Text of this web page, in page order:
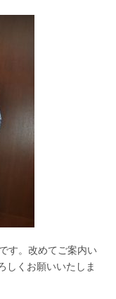
す。改めてご案内い
しくお願いいたしま